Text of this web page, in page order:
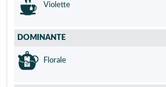
Violette
DOMINANTE
Florale